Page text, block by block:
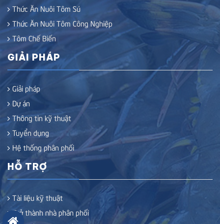
Thức Ăn Nuôi Tôm Sú
Thức Ăn Nuôi Tôm Công Nghiệp
Tôm Chế Biến
GIẢI PHÁP
Giải pháp
Dự án
Thông tin kỹ thuật
Tuyển dụng
Hệ thống phân phối
HỖ TRỢ
Tài liệu kỹ thuật
Trở thành nhà phân phối